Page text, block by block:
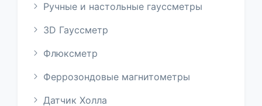
Ручные и настольные гауссметры
3D Гауссметр
Флюксметр
Феррозондовые магнитометры
Датчик Холла